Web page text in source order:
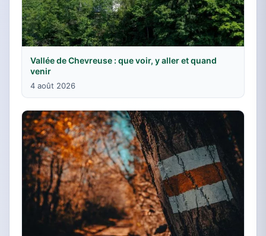
Vallée de Chevreuse : que voir, y aller et quand
venir
4 août 2026